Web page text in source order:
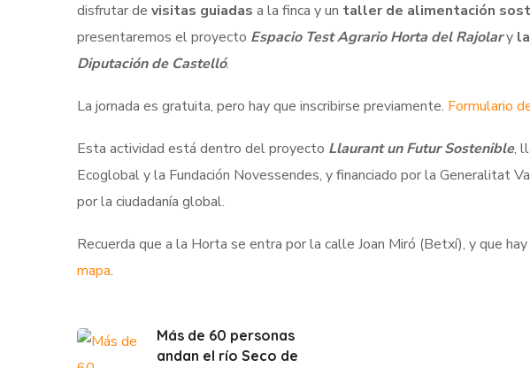
disfrutar de visitas guiadas a la finca y un taller de alimentación
presentaremos el proyecto Espacio Test Agrario Horta del Rajolary
Diputación de Castelló.
La jornada es gratuita, pero hay que inscribirse previamente. Formulario
Esta actividad está dentro del proyecto Llaurant un Futur Sostenible,
Ecoglobal y la Fundación Novessendes, y financiado por la Generalitat
por la ciudadanía global.
Recuerda que a la Horta se entra por la calle Joan Miró (Betxí), y que
mapa.
Más de 60 personas
andan el río Seco de